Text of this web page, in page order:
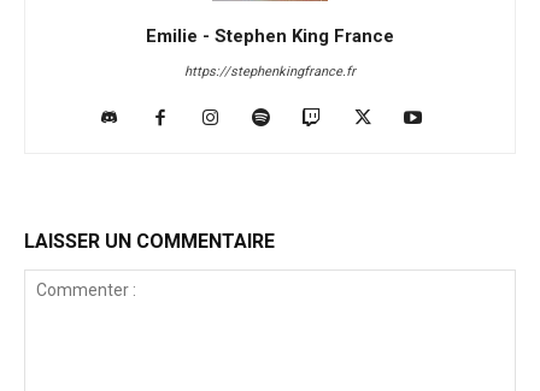
Emilie - Stephen King France
https://stephenkingfrance.fr
LAISSER UN COMMENTAIRE